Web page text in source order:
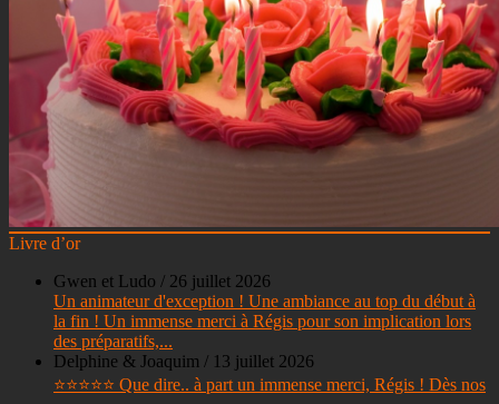
Livre d’or
Gwen et Ludo / 26 juillet 2026
Un animateur d'exception ! Une ambiance au top du début à
la fin ! Un immense merci à Régis pour son implication lors
des préparatifs,...
Delphine & Joaquim / 13 juillet 2026
⭐⭐⭐⭐⭐ Que dire.. à part un immense merci, Régis ! Dès nos